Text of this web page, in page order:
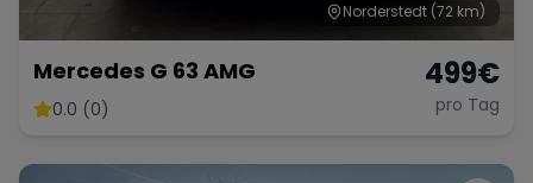
Norderstedt (72 km)
Mercedes G 63 AMG
0.0 (0)
499€
pro Tag